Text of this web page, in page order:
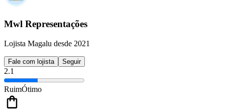
Mwl Representações
Lojista Magalu desde 2021
Fale com lojista Seguir
2.1
RuimÓtimo